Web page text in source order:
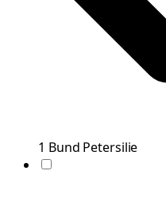
1 Bund Petersilie